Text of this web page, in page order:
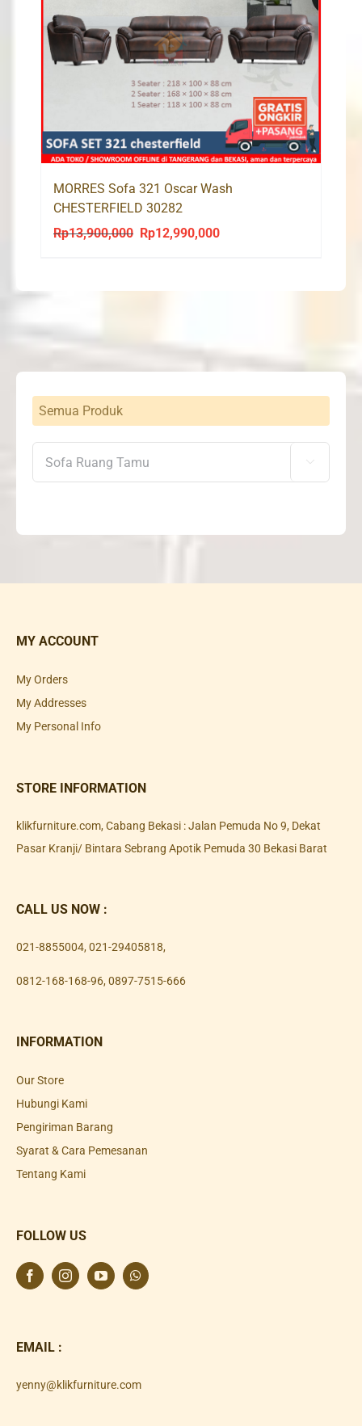
MORRES Sofa 321 Oscar Wash
CHESTERFIELD 30282
Rp13,900,000
Original
Rp12,990,000Current
Semua Produk

MY ACCOUNT
My Orders
My Addresses
My Personal Info
STORE INFORMATION
klikfurniture.com, Cabang Bekasi : Jalan Pemuda No 9, Dekat
Pasar Kranji/ Bintara Sebrang Apotik Pemuda 30 Bekasi Barat
CALL US NOW :
021-8855004, 021-29405818,
0812-168-168-96, 0897-7515-666
INFORMATION
Our Store
Hubungi Kami
Pengiriman Barang
Syarat & Cara Pemesanan
Tentang Kami
FOLLOW US
EMAIL :
yenny@klikfurniture.com